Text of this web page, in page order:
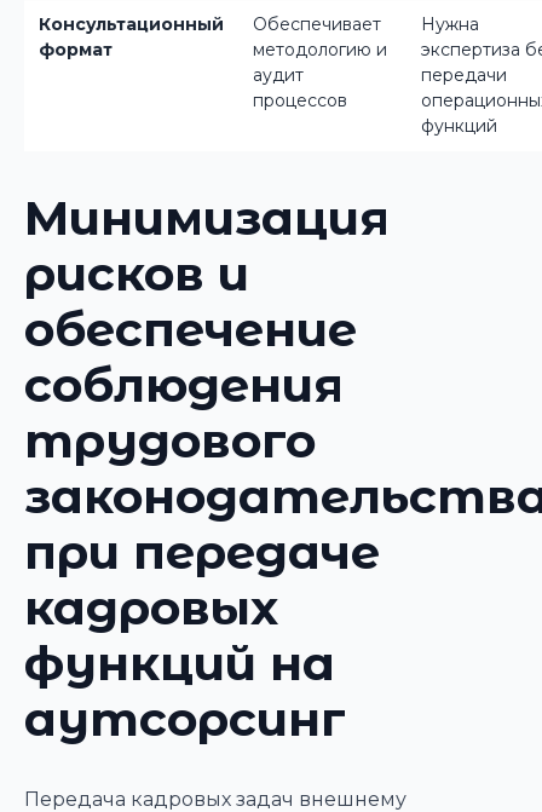
Консультационный
формат
Обеспечивает
методологию и
аудит
процессов
Нужна
экспертиза
передачи
функций
Минимизация
рисков и
обеспечение
соблюдения
трудового
при передаче
кадровых
функций на
аутсорсинг
Передача кадровых задач внешнему